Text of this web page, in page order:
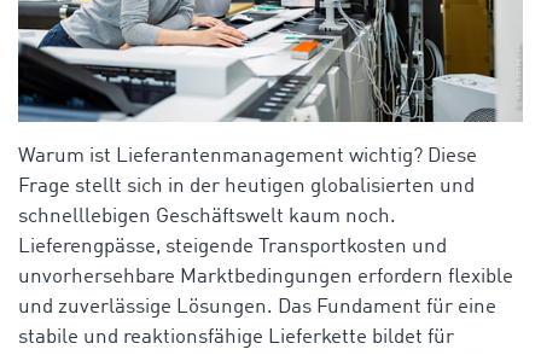
Warum ist Lieferantenmanagement wichtig? Diese
Frage stellt sich in der heutigen globalisierten und
schnelllebigen Geschäftswelt kaum noch.
Lieferengpässe, steigende Transportkosten und
unvorhersehbare Marktbedingungen erfordern flexible
und zuverlässige Lösungen. Das Fundament für eine
stabile und reaktionsfähige Lieferkette bildet für